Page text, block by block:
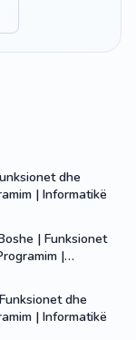
dhe
| Informatikë
| Funksionet
|
dhe
| Informatikë